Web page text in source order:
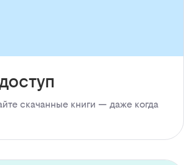
скачанные книги — даже когда